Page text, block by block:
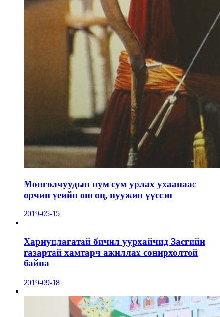
Монголчуудын нум сум урлах ухаанаас
орчин үеийн онгоц, пуужин үүссэн
2019-05-15
Хариуцлагатай бичил уурхайчид Засгийн
газартай хамтарч ажиллах сонирхолтой
байна
2019-09-18